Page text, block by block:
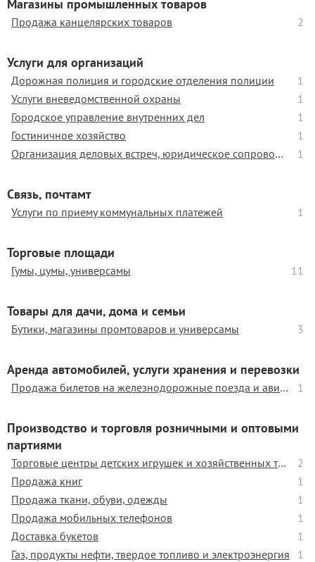
Магазины промышленных товаров
2
Продажа канцелярских товаров
Услуги для организаций
1
Дорожная полиция и городские отделения полиции
1
Услуги вневедомственной охраны
1
Городское управление внутренних дел
1
Гостиничное хозяйство
1
Организация деловых встреч, юридическое сопровождение
Связь, почтамт
1
Услуги по приему коммунальных платежей
Торговые площади
11
Гумы, цумы, универсамы
Товары для дачи, дома и семьи
3
Бутики, магазины промтоваров и универсамы
Аренда автомобилей, услуги хранения и перевозки
1
Продажа билетов на железнодорожные поезда и авиамаршруты
Производство и торговля розничными и оптовыми
партиями
2
Торговые центры детских игрушек и хозяйственных товаров
1
Продажа книг
1
Продажа ткани, обуви, одежды
1
Продажа мобильных телефонов
1
Доставка букетов
1
Газ, продукты нефти, твердое топливо и электроэнергия